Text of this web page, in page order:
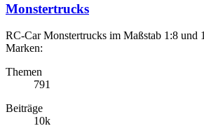
Monstertrucks
RC-Car Monstertrucks im Maßstab 1:8 und
Marken:
Themen
791
Beiträge
10k